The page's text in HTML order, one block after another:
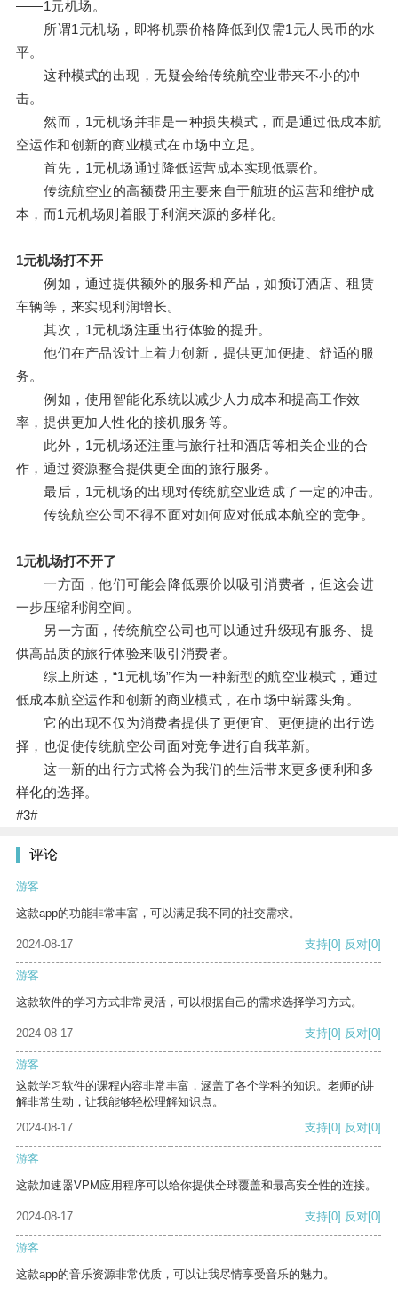
——1元机场。
所谓1元机场，即将机票价格降低到仅需1元人民币的水
平。
这种模式的出现，无疑会给传统航空业带来不小的冲
击。
然而，1元机场并非是一种损失模式，而是通过低成本航
空运作和创新的商业模式在市场中立足。
首先，1元机场通过降低运营成本实现低票价。
传统航空业的高额费用主要来自于航班的运营和维护成
本，而1元机场则着眼于利润来源的多样化。
1元机场打不开
例如，通过提供额外的服务和产品，如预订酒店、租赁
车辆等，来实现利润增长。
其次，1元机场注重出行体验的提升。
他们在产品设计上着力创新，提供更加便捷、舒适的服
务。
例如，使用智能化系统以减少人力成本和提高工作效
率，提供更加人性化的接机服务等。
此外，1元机场还注重与旅行社和酒店等相关企业的合
作，通过资源整合提供更全面的旅行服务。
最后，1元机场的出现对传统航空业造成了一定的冲击。
传统航空公司不得不面对如何应对低成本航空的竞争。
1元机场打不开了
一方面，他们可能会降低票价以吸引消费者，但这会进
一步压缩利润空间。
另一方面，传统航空公司也可以通过升级现有服务、提
供高品质的旅行体验来吸引消费者。
综上所述，“1元机场”作为一种新型的航空业模式，通过
低成本航空运作和创新的商业模式，在市场中崭露头角。
它的出现不仅为消费者提供了更便宜、更便捷的出行选
择，也促使传统航空公司面对竞争进行自我革新。
这一新的出行方式将会为我们的生活带来更多便利和多
样化的选择。
#3#
评论
游客
这款app的功能非常丰富，可以满足我不同的社交需求。
2024-08-17 支持[0] 反对[0]
游客
这款软件的学习方式非常灵活，可以根据自己的需求选择学习方式。
2024-08-17 支持[0] 反对[0]
游客
这款学习软件的课程内容非常丰富，涵盖了各个学科的知识。老师的讲
解非常生动，让我能够轻松理解知识点。
2024-08-17
支持[0] 反对[0]
游客
这款加速器VPM应用程序可以给你提供全球覆盖和最高安全性的连接。
2024-08-17 支持[0] 反对[0]
游客
这款app的音乐资源非常优质，可以让我尽情享受音乐的魅力。